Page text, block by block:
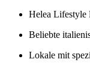
Helea Lifestyle
Beliebte
Lokale mit